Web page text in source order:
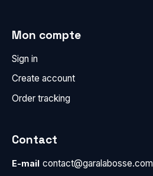
Mon compte
Sign in
Create account
Order tracking
Contact
E-mail contact@garalabosse.com